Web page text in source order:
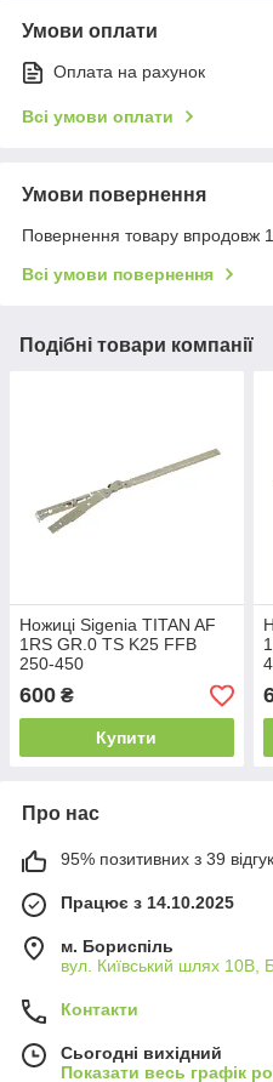
Умови оплати
Оплата на рахунок
Всі умови оплати
Умови повернення
Повернення товару впродовж
Всі умови повернення
Подібні товари компанії
Ножиці Sigenia TITAN AF
1RS GR.0 TS K25 FFB
250-450
600 ₴
Купити
Про нас
95% позитивних з 39
Працює з 14.10.2025
м. Бориспіль
вул. Київський шлях 10В,
Контакти
Сьогодні вихідний
Показати весь графік